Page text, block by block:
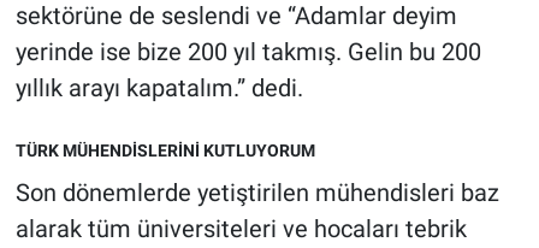
sektörüne de seslendi ve “Adamlar deyim
yerinde ise bize 200 yıl takmış. Gelin bu 200
yıllık arayı kapatalım.” dedi.
TÜRK MÜHENDİSLERİNİ KUTLUYORUM
Son dönemlerde yetiştirilen mühendisleri baz
alarak tüm üniversiteleri ve hocaları tebrik